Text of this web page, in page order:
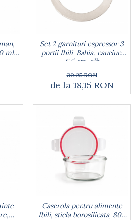
ml,
Set 2 garnituri espressor 3
portii Ibili-Bahia, cauciuc,
6.5 cm, alb
30,25 RON
de la 18,15 RON
Caserola pentru alimente
Ibili, sticla borosilicata, 800